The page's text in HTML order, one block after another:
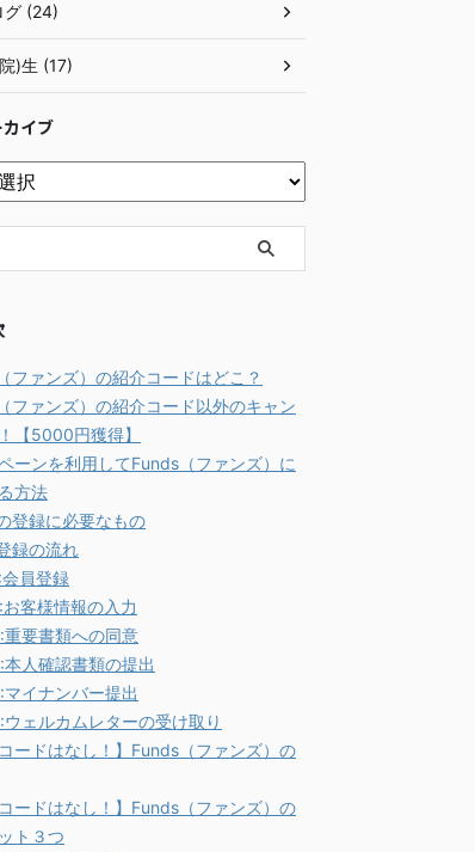
グ (24)
)生 (17)
カイブ
ファンズ）の紹介コードはどこ？
ファンズ）の紹介コード以外のキャン
【5000円獲得】
ーンを利用してFunds（ファンズ）に
方法
登録に必要なもの
録の流れ
会員登録
お客様情報の入力
重要書類への同意
本人確認書類の提出
マイナンバー提出
ウェルカムレターの受け取り
コードはなし！】Funds（ファンズ）の
コードはなし！】Funds（ファンズ）の
ト３つ